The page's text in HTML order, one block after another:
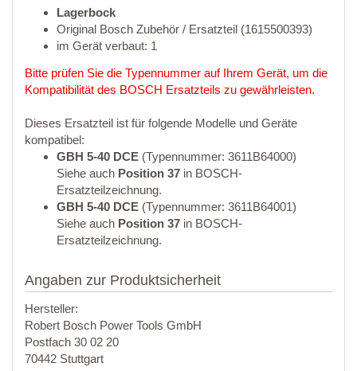
Lagerbock
Original Bosch Zubehör / Ersatzteil (1615500393)
im Gerät verbaut: 1
Bitte prüfen Sie die Typennummer auf Ihrem Gerät, um die
Kompatibilität des BOSCH Ersatzteils zu gewährleisten.
Dieses Ersatzteil ist für folgende Modelle und Geräte
kompatibel:
GBH 5-40 DCE (Typennummer: 3611B64000)
Siehe auch Position 37 in BOSCH-
Ersatzteilzeichnung.
GBH 5-40 DCE (Typennummer: 3611B64001)
Siehe auch Position 37 in BOSCH-
Ersatzteilzeichnung.
Angaben zur Produktsicherheit
Hersteller:
Robert Bosch Power Tools GmbH
Postfach 30 02 20
70442 Stuttgart